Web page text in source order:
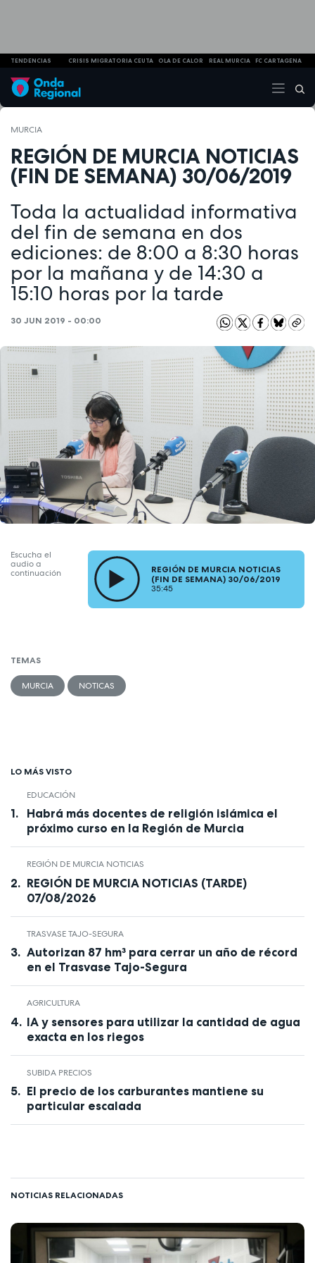
TENDENCIAS CRISIS MIGRATORIA CEUTA OLA DE CALOR REAL MURCIA FC CARTAGENA
MURCIA
REGIÓN DE MURCIA NOTICIAS
(FIN DE SEMANA) 30/06/2019
Toda la actualidad informativa
del fin de semana en dos
ediciones: de 8:00 a 8:30 horas
por la mañana y de 14:30 a
15:10 horas por la tarde
30 JUN 2019 - 00:00
Escucha el
audio a
continuación
REGIÓN DE MURCIA NOTICIAS
(FIN DE SEMANA) 30/06/2019
35:45
TEMAS
MURCIA NOTICAS
LO MÁS VISTO
EDUCACIÓN
Habrá más docentes de religión islámica el
próximo curso en la Región de Murcia
REGIÓN DE MURCIA NOTICIAS
REGIÓN DE MURCIA NOTICIAS (TARDE)
07/08/2026
TRASVASE TAJO-SEGURA
Autorizan 87 hm³ para cerrar un año de récord
en el Trasvase Tajo-Segura
AGRICULTURA
IA y sensores para utilizar la cantidad de agua
exacta en los riegos
SUBIDA PRECIOS
El precio de los carburantes mantiene su
particular escalada
NOTICIAS RELACIONADAS